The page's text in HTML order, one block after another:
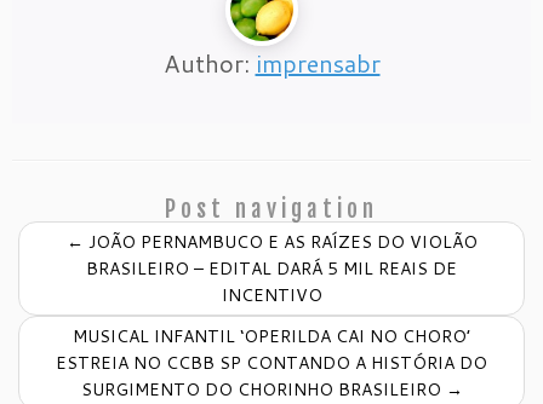
Author: imprensabr
Post navigation
← JOÃO PERNAMBUCO E AS RAÍZES DO VIOLÃO
BRASILEIRO – EDITAL DARÁ 5 MIL REAIS DE
INCENTIVO
MUSICAL INFANTIL ‘OPERILDA CAI NO CHORO’
ESTREIA NO CCBB SP CONTANDO A HISTÓRIA DO
SURGIMENTO DO CHORINHO BRASILEIRO →